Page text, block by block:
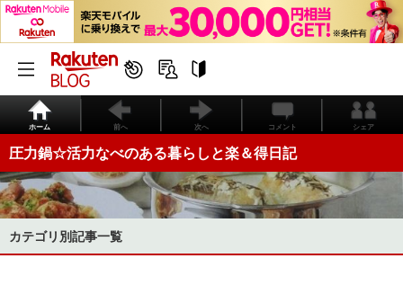
ホーム 前へ 次へ コメント シェア
圧力鍋☆活力なべのある暮らしと楽＆得日記
カテゴリ別記事一覧